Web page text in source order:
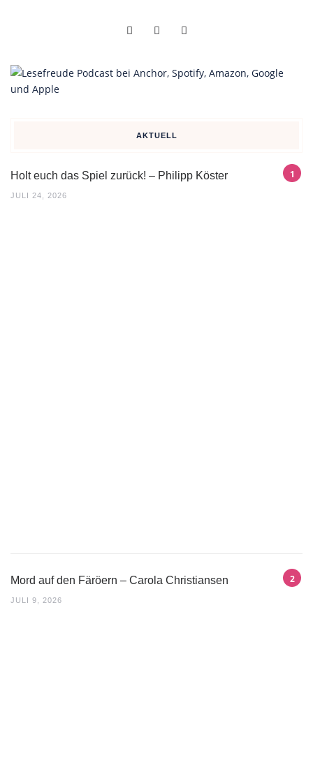
AKTUELL
Holt euch das Spiel zurück! – Philipp Köster
JULI 24, 2026
Mord auf den Färöern – Carola Christiansen
JULI 9, 2026